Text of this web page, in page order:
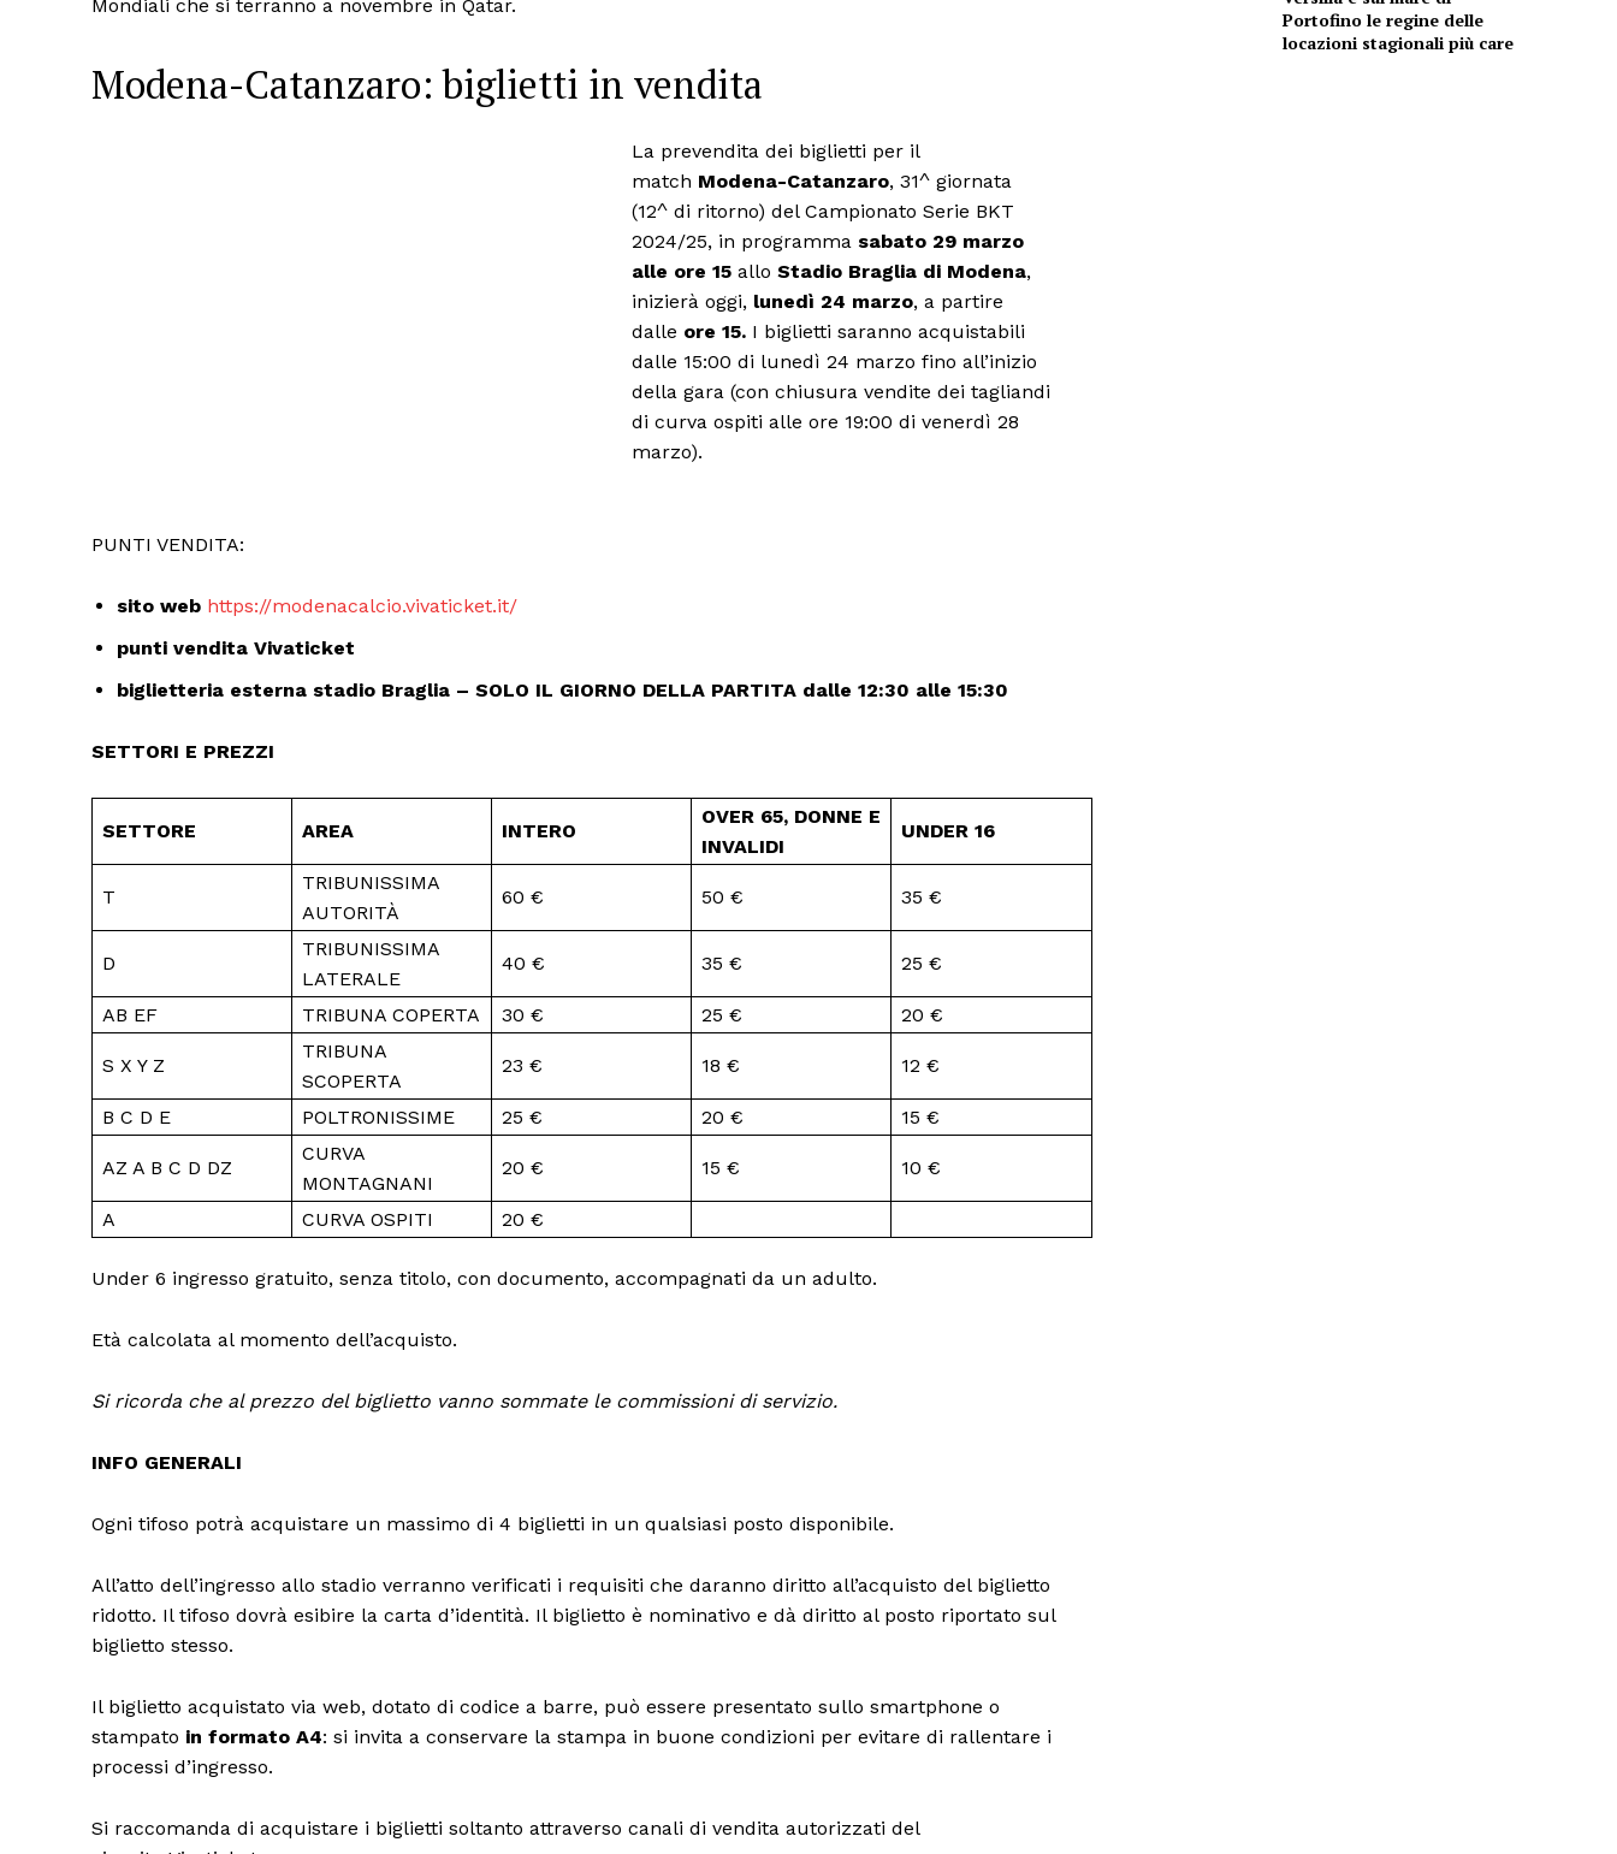
Mondiali che si terranno a novembre in Qatar.
Modena-Catanzaro: biglietti in vendita
La prevendita dei biglietti per il
match Modena-Catanzaro, 31^ giornata
(12^ di ritorno) del Campionato Serie BKT
2024/25, in programma sabato 29 marzo
alle ore 15alloStadio Braglia di Modena,
inizierà oggi, lunedì 24 marzo, a partire
dalle ore 15. I biglietti saranno acquistabili
dalle 15:00 di lunedì 24 marzo fino all’inizio
della gara (con chiusura vendite dei tagliandi
di curva ospiti alle ore 19:00 di venerdì 28
marzo).
PUNTI VENDITA:
sito web https://modenacalcio.vivaticket.it/
punti vendita Vivaticket
biglietteria esterna stadio Braglia – SOLO IL GIORNO DELLA PARTITA dalle 12:30 alle 15:30
SETTORI E PREZZI
SETTORE AREA INTERO
OVER 65, DONNE E
INVALIDI
UNDER 16
T
TRIBUNISSIMA
AUTORITÀ
60 € 50 € 35 €
D
TRIBUNISSIMA
LATERALE
40 € 35 € 25 €
AB EF TRIBUNA COPERTA 30 € 25 € 20 €
S X Y Z
TRIBUNA
SCOPERTA
23 € 18 € 12 €
B C D E POLTRONISSIME 25 € 20 € 15 €
AZ A B C D DZ
CURVA
MONTAGNANI
20 € 15 € 10 €
A CURVA OSPITI 20 €
Under 6 ingresso gratuito, senza titolo, con documento, accompagnati da un adulto.
Età calcolata al momento dell’acquisto.
Si ricorda che al prezzo del biglietto vanno sommate le commissioni di servizio.
INFO GENERALI
Ogni tifoso potrà acquistare un massimo di 4 biglietti in un qualsiasi posto disponibile.
All’atto dell’ingresso allo stadio verranno verificati i requisiti che daranno diritto all’acquisto del biglietto
ridotto. Il tifoso dovrà esibire la carta d’identità. Il biglietto è nominativo e dà diritto al posto riportato sul
biglietto stesso.
Il biglietto acquistato via web, dotato di codice a barre, può essere presentato sullo smartphone o
stampato in formato A4: si invita a conservare la stampa in buone condizioni per evitare di rallentare i
processi d’ingresso.
Si raccomanda di acquistare i biglietti soltanto attraverso canali di vendita autorizzati del
Portofino le regine delle
locazioni stagionali più care